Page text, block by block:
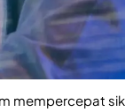
mempercepat